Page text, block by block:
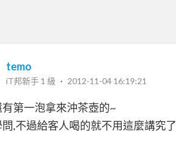
temo
iT邦新手 1 級 ‧ 2012-11-04 16:19:21
第一泡拿來沖茶壺的~
,不過給客人喝的就不用這麼講究了